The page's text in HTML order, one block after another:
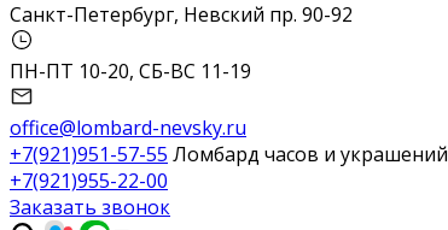
Санкт-Петербург, Невский пр. 90-92
ПН-ПТ 10-20, СБ-ВС 11-19
office@lombard-nevsky.ru
+7(921)951-57-55 Ломбард часов и украшений
+7(921)955-22-00
Заказать звонок